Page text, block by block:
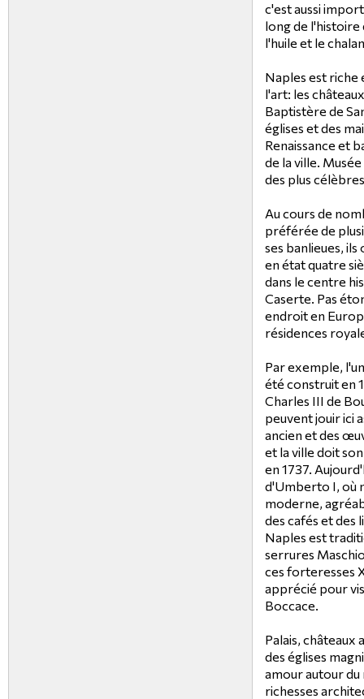
c'est aussi
long de l'histoire
l'huile et le
Naples est riche
l'art: les
Baptistère de
églises et des
Renaissance et
de la ville.
des plus
Au cours de
préférée de
ses banlieues,
en état quatre
dans le centre
Caserte. Pas
endroit en
résidences
Par exemple,
été construit en
Charles III de
peuvent jouir ici
ancien et des
et la ville doit
en 1737.
d'Umberto I, où
moderne,
des cafés et des
Naples est
serrures
ces forteresses
apprécié pour
Boccace.
Palais, châteaux
des églises
amour autour
richesses